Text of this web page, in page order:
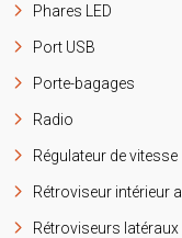
Phares LED
Port USB
Porte-bagages
Radio
Régulateur de vitesse
Rétroviseur intérieur
Rétroviseurs